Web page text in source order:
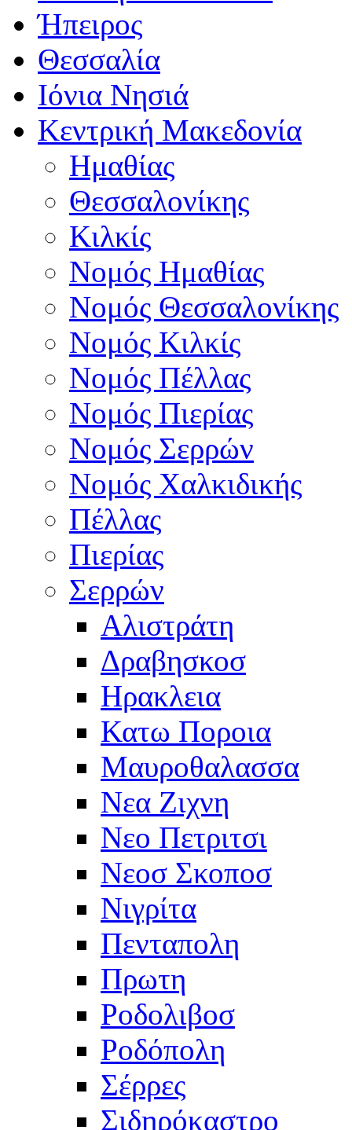
Ήπειρος
Θεσσαλία
Ιόνια Νησιά
Κεντρική Μακεδονία
Ημαθίας
Θεσσαλονίκης
Κιλκίς
Νομός Ημαθίας
Νομός Θεσσαλονίκης
Νομός Κιλκίς
Νομός Πέλλας
Νομός Πιερίας
Νομός Σερρών
Νομός Χαλκιδικής
Πέλλας
Πιερίας
Σερρών
Αλιστράτη
Δραβησκοσ
Ηρακλεια
Κατω Ποροια
Μαυροθαλασσα
Νεα Ζιχνη
Νεο Πετριτσι
Νεοσ Σκοποσ
Νιγρίτα
Πενταπολη
Πρωτη
Ροδολιβοσ
Ροδόπολη
Σέρρες
Σιδηρόκαστρο